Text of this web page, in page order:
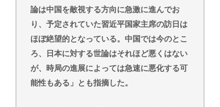
論は中国を敵視する方向に急激に進んでお
り、予定されていた習近平国家主席の訪日は
ほぼ絶望的となっている。中国では今のとこ
ろ、日本に対する世論はそれほど悪くはない
が、時局の進展によっては急速に悪化する可
能性もある」とも指摘した。